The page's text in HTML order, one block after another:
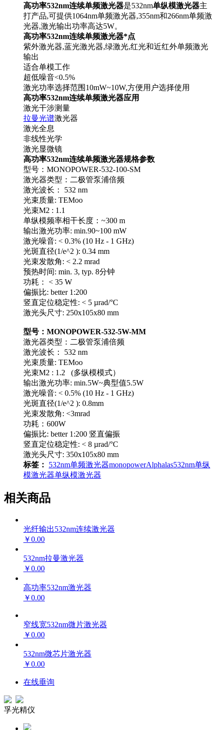
高功率532nm连续单频激光器是532nm单纵模激光器主
打产品,可提供1064nm单频激光器,355nm和266nm单频激
光器,激光输出功率高达5W。
高功率532nm连续单频激光器*点
紫外激光器,蓝光激光器,绿激光,红光和近红外单频激光
输出
适合单模工作
超低噪音<0.5%
激光功率选择范围10mW~10W,方便用户选择使用
高功率532nm连续单频激光器应用
激光干涉测量
拉曼光谱激光器
激光全息
非线性光学
激光显微镜
高功率532nm连续单频激光器规格参数
型号：MONOPOWER-532-100-SM
激光器类型：二极管泵浦倍频
激光波长： 532 nm
光束质量: TEMoo
光束M2 : 1.1
单纵模频率相干长度：~300 m
输出激光功率: min.90~100 mW
激光噪音: < 0.3% (10 Hz - 1 GHz)
光斑直径(1/e^2 ): 0.34 mm
光束发散角: < 2.2 mrad
预热时间: min. 3, typ. 8分钟
功耗： < 35 W
偏振比: better 1:200
竖直定位稳定性: < 5 µrad/°C
激光头尺寸: 250x105x80 mm
型号：MONOPOWER-532-5W-MM
激光器类型：二极管泵浦倍频
激光波长： 532 nm
光束质量: TEMoo
光束M2 : 1.2 (多纵模模式）
输出激光功率: min.5W~典型值5.5W
激光噪音: < 0.5% (10 Hz - 1 GHz)
光斑直径(1/e^2 ): 0.8mm
光束发散角: <3mrad
功耗：600W
偏振比: better 1:200 竖直偏振
竖直定位稳定性: < 8 µrad/°C
激光头尺寸: 350x105x80 mm
标签：
532nm单频激光器monopowerAlphalas532nm单纵
模激光器单纵模激光器
相关商品
光纤输出532nm连续激光器
￥0.00
532nm拉曼激光器
￥0.00
高功率532nm激光器
￥0.00
窄线宽532nm微片激光器
￥0.00
532nm微芯片激光器
￥0.00
在线垂询
孚光精仪